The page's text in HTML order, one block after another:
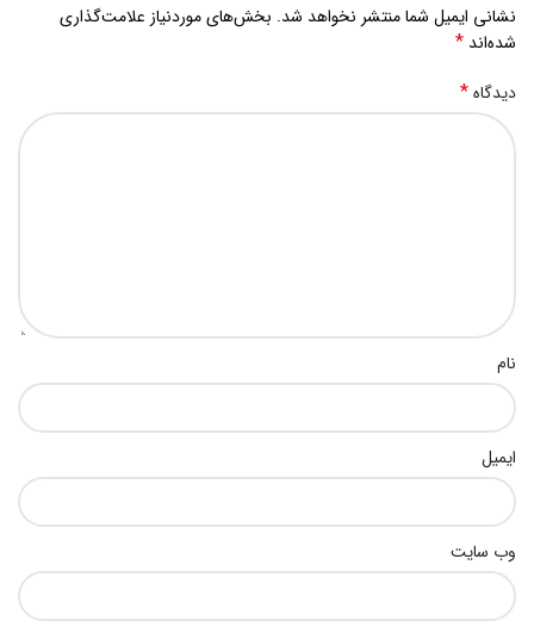
نشانی ایمیل شما منتشر نخواهد شد. بخش‌های موردنیاز علامت‌گذاری
شده‌اند *
دیدگاه*
نام
ایمیل
وب‌ سایت